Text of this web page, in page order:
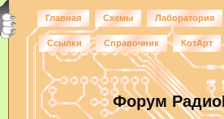
Главная Схемы Лаборатория
Ссылки Справочник КотАрт
Форум